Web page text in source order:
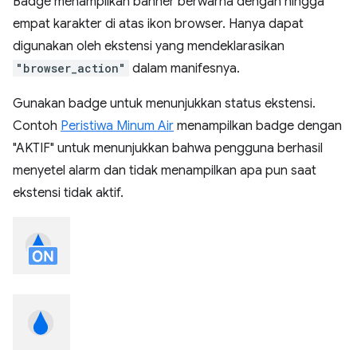
empat karakter di atas ikon browser. Hanya dapat
digunakan oleh ekstensi yang mendeklarasikan
"browser_action" dalam manifesnya.
Gunakan badge untuk menunjukkan status ekstensi.
Contoh Peristiwa Minum Air menampilkan badge dengan
"AKTIF" untuk menunjukkan bahwa pengguna berhasil
menyetel alarm dan tidak menampilkan apa pun saat
ekstensi tidak aktif.